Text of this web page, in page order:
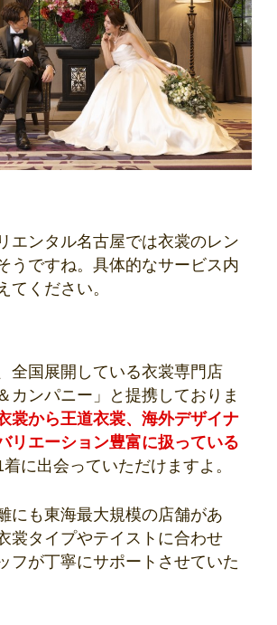
エンタル名古屋では衣裳のレン
うですね。具体的なサービス内
てください。
全国展開している衣裳専門店
カンパニー」と提携しておりま
裳から王道衣裳、海外デザイナ
リエーション豊富に扱っている
に出会っていただけますよ。
にも東海最大規模の店舗があ
裳タイプやテイストに合わせ
フが丁寧にサポートさせていた